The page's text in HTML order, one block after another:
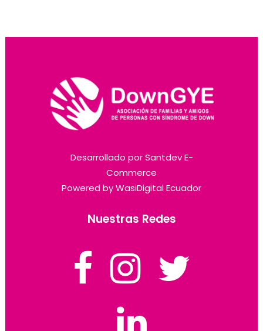
Desarrollado porSantdev E-
Commerce
Powered byWasiDigital Ecuador
Nuestras Redes